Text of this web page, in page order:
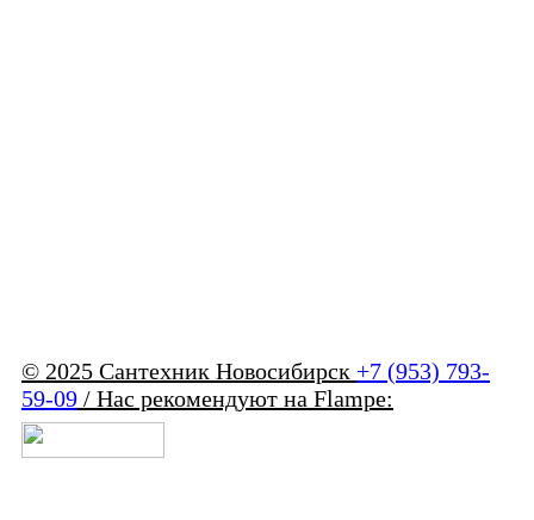
© 2025 Сантехник Новосибирск +7 (953) 793-
59-09 / Нас рекомендуют на Flampe: